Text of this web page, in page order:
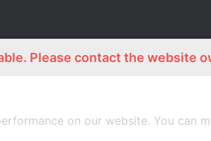
Please contact the website
on our website. You can